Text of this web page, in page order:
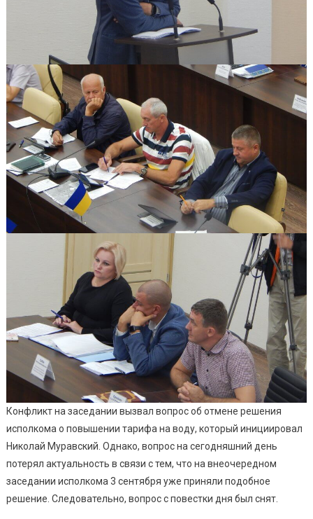
Конфликт на заседании вызвал вопрос об отмене решения
исполкома о повышении тарифа на воду, который инициировал
Николай Муравский. Однако, вопрос на сегодняшний день
потерял актуальность в связи с тем, что на внеочередном
заседании исполкома 3 сентября уже приняли подобное
решение. Следовательно, вопрос с повестки дня был снят.